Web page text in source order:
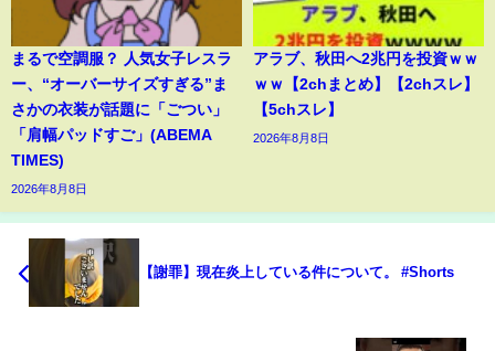
まるで空調服？ 人気女子レスラ
ー、“オーバーサイズすぎる”ま
さかの衣装が話題に「ごつい」
「肩幅パッドすご」(ABEMA
TIMES)
2026年8月8日
アラブ、秋田へ2兆円を投資ｗｗ
ｗｗ【2chまとめ】【2chスレ】
【5chスレ】
2026年8月8日
【謝罪】現在炎上している件について。 #Shorts